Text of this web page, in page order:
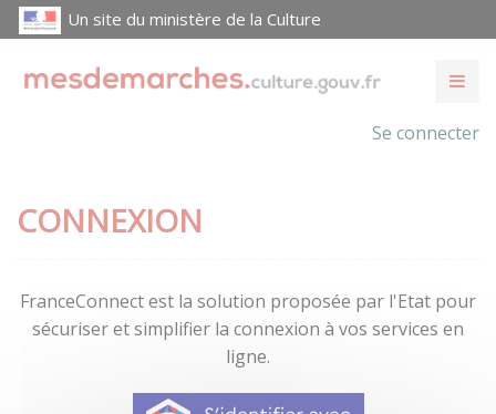
Un site du ministère de la Culture
Se connecter
CONNEXION
FranceConnect est la solution proposée par l'Etat pour
sécuriser et simplifier la connexion à vos services en
ligne.